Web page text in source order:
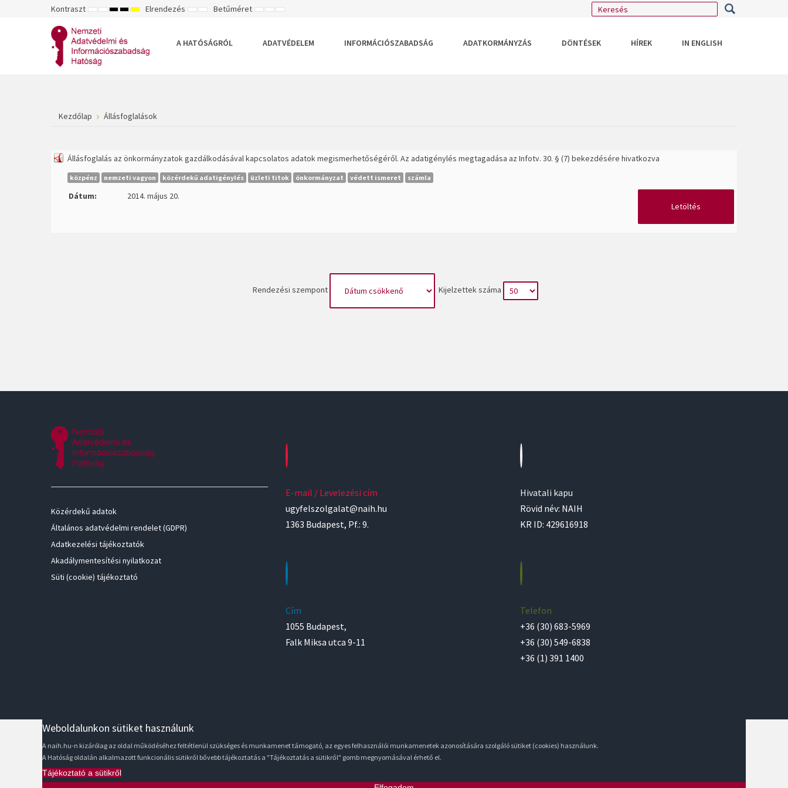
Kontraszt ALAPÉRTELMEZETT
ÉJSZAKAI
NAGY
FEHÉR
MÓD
NAGY
SÁRGA
MÓD
NAGY
MÓD
Elrendezés RÖGZÍTETT
SZÉLES
Betűméret KISEBB
ALAPÉRTELMEZETT
NAGYOBB
A HATÓSÁGRÓL
ADATVÉDELEM INFORMÁCIÓSZABADSÁG ADATKORMÁNYZÁS DÖNTÉSEK HÍREK IN ENGLISH
Kezdőlap Állásfoglalások
Állásfoglalás az önkormányzatok gazdálkodásával kapcsolatos adatok megismerhetőségéről. Az adatigénylés megtagadása az Infotv. 30. § (7) bekezdésére hivatkozva
közpénz nemzeti vagyon közérdekű adatigénylés üzleti titok önkormányzat védett ismeret számla
Dátum:
2014. május 20.
Letöltés
Rendezési szempont Kijelzettek száma
Közérdekű adatok
Általános adatvédelmi rendelet (GDPR)
Adatkezelési tájékoztatók
Akadálymentesítési nyilatkozat
Süti (cookie) tájékoztató
E-mail / Levelezési cím
ugyfelszolgalat@naih.hu
1363 Budapest, Pf.: 9.
Cím
1055 Budapest,
Falk Miksa utca 9-11
Hivatali kapu
Rövid név: NAIH
KR ID: 429616918
Telefon
+36 (30) 683-5969
+36 (30) 549-6838
+36 (1) 391 1400
Weboldalunkon sütiket használunk
A naih.hu-n kizárólag az oldal működéséhez feltétlenül szükséges és munkamenet támogató, az egyes felhasználói munkamenetek azonosítására szolgáló sütiket (cookies) használunk.
A Hatóság oldalán alkalmazott funkcionális sütikről bővebb tájékoztatás a "Tájékoztatás a sütikről" gomb megnyomásával érhető el.
Tájékoztató a sütikről